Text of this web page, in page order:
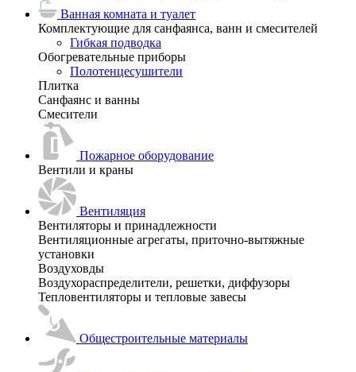
Ванная комната и туалет
Комплектующие для санфаянса, ванн и смесителей
Гибкая подводка
Обогревательные приборы
Полотенцесушители
Плитка
Санфаянс и ванны
Смесители
Пожарное оборудование
Вентили и краны
Вентиляция
Вентиляторы и принадлежности
Вентиляционные агрегаты, приточно-вытяжные
установки
Воздуховды
Воздухораспределители, решетки, диффузоры
Тепловентиляторы и тепловые завесы
Общестроительные материалы